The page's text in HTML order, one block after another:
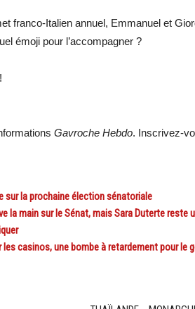
franco-Italien annuel, Emmanuel et
émoji pour l’accompagner ?
!
Gavroche Hebdo. Inscrivez-
sur la prochaine élection sénatoriale
la main sur le Sénat, mais Sara Duterte reste
les casinos, une bombe à retardement pour le